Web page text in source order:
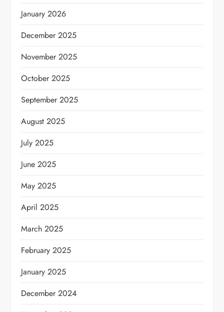
January 2026
December 2025
November 2025
October 2025
September 2025
August 2025
July 2025
June 2025
May 2025
April 2025
March 2025
February 2025
January 2025
December 2024